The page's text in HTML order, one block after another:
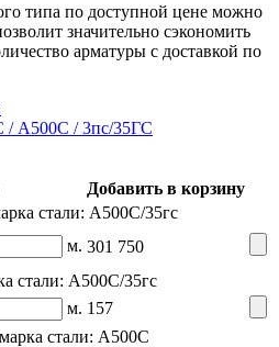
типа по доступной цене можно
значительно сэкономить
арматуры с доставкой по
/ А500С / 3пс/35ГС
Добавить в корзину
стали: А500С/35гс
м. 301 750
стали: А500С/35гс
м. 157
стали: А500С